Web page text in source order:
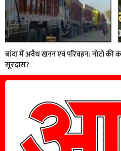
बांदा में अवैध खनन एवं परिवहन: नोटों की
सूरदास?